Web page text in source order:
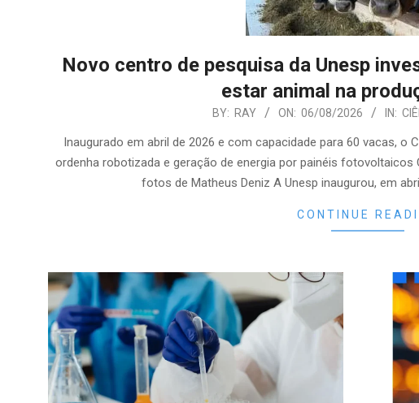
Novo centro de pesquisa da Unesp
estar animal na
BY: RAY ON: 06/08/2026 IN:
Inaugurado em abril de 2026 e com capacidade para 60 vacas, o
ordenha robotizada e geração de energia por painéis
fotos de Matheus Deniz A Unesp inaugurou, em
CONTINUE